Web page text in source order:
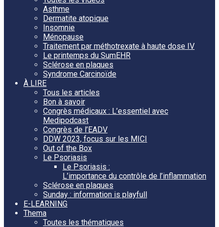
Asthme
Dermatite atopique
Insomnie
Ménopause
Traitement par méthotrexate à haute dose IV
Le printemps du SumEHR
Sclérose en plaques
Syndrome Carcinoïde
À LIRE
Tous les articles
Bon à savoir
Congrès médicaux : L’essentiel avec
Medipodcast
Congrès de l’EADV
DDW 2023, focus sur les MICI
Out of the Box
Le Psoriasis
Le Psoriasis :
L’importance du contrôle de l’inflammation
Sclérose en plaques
Sunday : information is playfull
E-LEARNING
Thema
Toutes les thématiques